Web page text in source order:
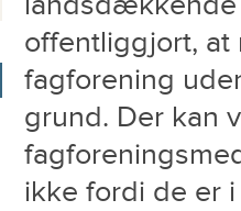
offentliggjort, at
fagforening
grund. Der kan
ikke fordi de er